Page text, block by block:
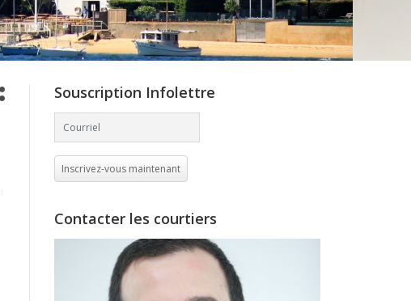
Souscription Infolettre
Inscrivez-vous maintenant
Contacter les courtiers